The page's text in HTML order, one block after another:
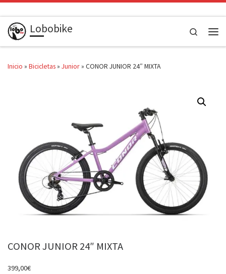
Saltar al contenido
Lobobike
Search
Inicio » Bicicletas» Junior» CONOR JUNIOR 24″ MIXTA
CONOR JUNIOR 24″ MIXTA
399,00€